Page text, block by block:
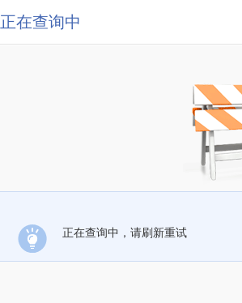
正在查询中
正在查询中，请刷新重试